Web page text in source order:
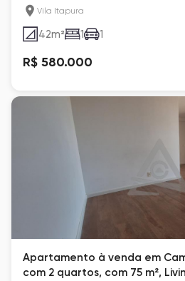
Vila Itapura
42m² 1 1
R$ 580.000
Apartamento à venda em
com 2 quartos, com 75 m²,